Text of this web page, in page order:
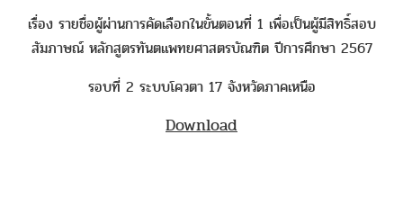
เรื่อง รายชื่อผู้ผ่านการคัดเลือกในขั้นตอนที่ 1 เพื่อเป็นผู้มีสิทธิ์สอบ
สัมภาษณ์ หลักสูตรทันตแพทยศาสตรบัณฑิต ปีการศึกษา 2567
รอบที่ 2 ระบบโควตา 17 จังหวัดภาคเหนือ
Download